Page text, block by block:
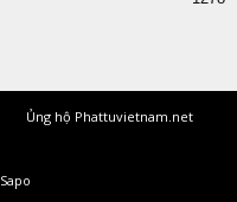
Ủng hộ Phattuvietnam.net
Sapo